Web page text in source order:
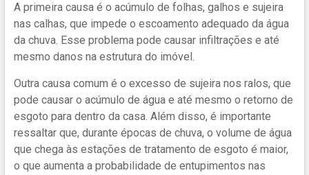
A primeira causa é o acúmulo de folhas, galhos e sujeira
nas calhas, que impede o escoamento adequado da água
da chuva. Esse problema pode causar infiltrações e até
mesmo danos na estrutura do imóvel.
Outra causa comum é o excesso de sujeira nos ralos, que
pode causar o acúmulo de água e até mesmo o retorno de
esgoto para dentro da casa. Além disso, é importante
ressaltar que, durante épocas de chuva, o volume de água
que chega às estações de tratamento de esgoto é maior,
o que aumenta a probabilidade de entupimentos nas